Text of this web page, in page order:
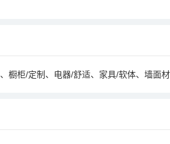
橱柜/定制、电器/舒适、家具/软体、墙面